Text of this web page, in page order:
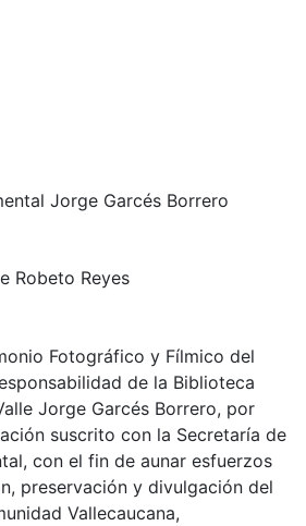
Jorge Garcés Borrero
Robeto Reyes
Fotográfico y Fílmico del
de la Biblioteca
Jorge Garcés Borrero, por
suscrito con la Secretaría de
con el fin de aunar esfuerzos
preservación y divulgación del
Vallecaucana,